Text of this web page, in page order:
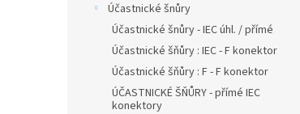
Účastnické šnůry
Účastnické šnůry - IEC úhl. / přímé
Účastnické šňůry : IEC - F konektor
Účastnické šňůry : F - F konektor
ÚČASTNICKÉ ŠŇŮRY - přímé IEC
konektory